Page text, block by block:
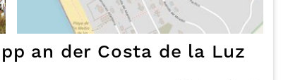
an der Costa de la Luz